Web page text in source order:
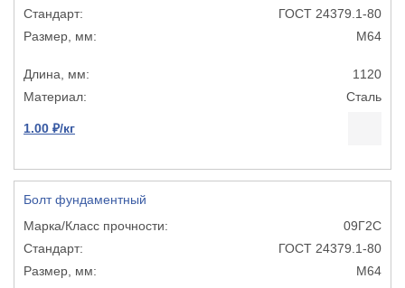
ГОСТ 24379.1-80
М64
1120
Сталь
1.00 ₽/кг
Болт фундаментный
09Г2С
ГОСТ 24379.1-80
М64